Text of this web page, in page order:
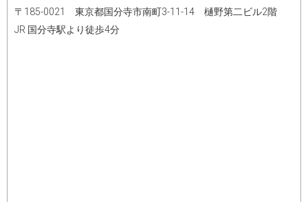
〒185-0021 東京都国分寺市南町3-11-14 樋野第二ビル2階
JR 国分寺駅より徒歩4分